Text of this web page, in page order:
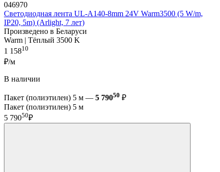
046970
Светодиодная лента UL-A140-8mm 24V Warm3500 (5 W/m,
IP20, 5m) (Arlight, 7 лет)
Произведено в Беларуси
Warm | Тёплый 3500 K
1 15810
₽/м
В наличии
Пакет (полиэтилен) 5 м — 5 79050 ₽
Пакет (полиэтилен) 5 м
5 79050₽